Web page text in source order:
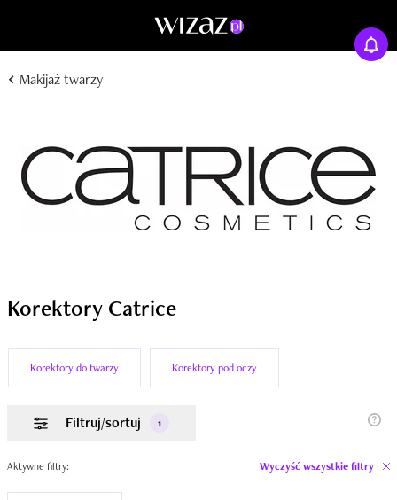
Makijaż twarzy
Korektory Catrice
Korektory do twarzy Korektory pod oczy
Filtruj/sortuj 1
Aktywne filtry: Wyczyść wszystkie filtry